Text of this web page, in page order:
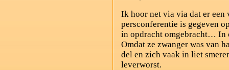
Ik hoor net via via dat er een
persconferentie is gegeven
in opdracht omgebracht… In
Omdat ze zwanger was van
del en zich vaak in liet
leverworst.